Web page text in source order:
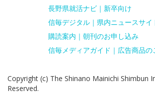
長野県就活ナビ｜新卒向け
信毎デジタル｜県内ニュースサイ
購読案内｜朝刊のお申し込み
信毎メディアガイド｜広告商品の
Copyright (c) The Shinano Mainichi Shimbun
Reserved.